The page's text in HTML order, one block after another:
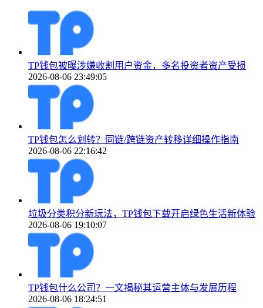
TP钱包被曝涉嫌收割用户资金，多名投资者资产受损
2026-08-06 23:49:05
TP钱包怎么划转？同链/跨链资产转移详细操作指南
2026-08-06 22:16:42
垃圾分类积分新玩法，TP钱包下载开启绿色生活新体验
2026-08-06 19:10:07
TP钱包什么公司？一文揭秘其运营主体与发展历程
2026-08-06 18:24:51